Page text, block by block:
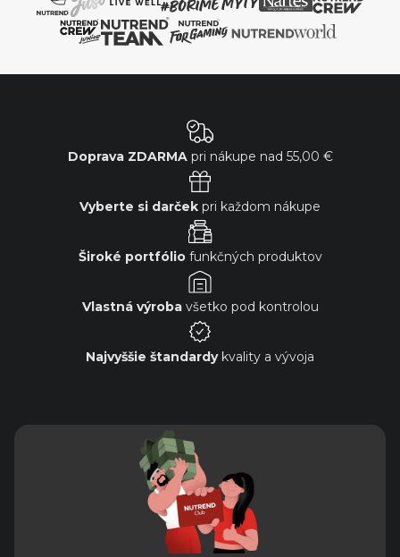
Doprava ZDARMApri nákupe nad 55,00 €
Vyberte si darček pri každom nákupe
Široké portfóliofunkčných produktov
Vlastná výrobavšetko pod kontrolou
Najvyššie štandardykvality a vývoja